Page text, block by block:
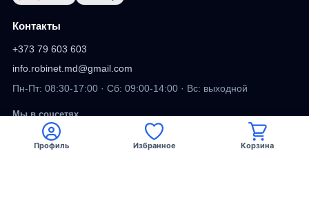
Контакты
+373 79 603 603
info.robinet.md@gmail.com
Пн-Пт: 08:30-17:00 · Сб: 09:00-14:00 · Вс: выходной
Мы в соцсетях
Facebook
Профиль Избранное Корзина